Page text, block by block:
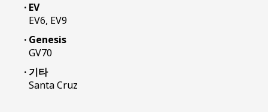
· EV
EV6, EV9
· Genesis
GV70
· 기타
Santa Cruz